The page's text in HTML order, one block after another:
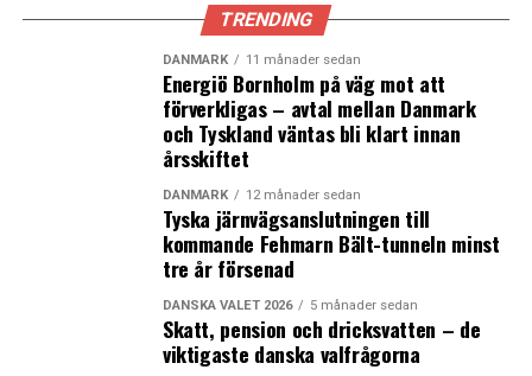
Copenhagen. Foto: News Øresund – Jenny Andersson
Huvuddelen av noteringarna stod svenska bolag för och
Stockholm är platsen där de flesta noteringarna
– Det är primärt svenska noteringar, en enskild dansk
och sedan några danska bolag som är listade i
Stockholm. Svenskarna har varit riktigt duktiga på att få
ekosystemet att fungera och att ge incitament för
privata investerare att köpa aktier. Där ligger vi efter i
Danmark, säger Carsten Borring.
TRENDING
DANMARK 11 månader sedan
Energiö Bornholm på väg mot att
förverkligas – avtal mellan Danmark
och Tyskland väntas bli klart innan
årsskiftet
DANMARK 12 månader sedan
Tyska järnvägsanslutningen till
kommande Fehmarn Bält-tunneln minst
tre år försenad
DANSKA VALET 2026 5 månader sedan
Skatt, pension och dricksvatten – de
viktigaste danska valfrågorna